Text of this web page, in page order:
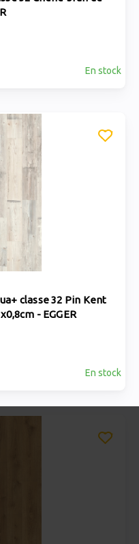
En stock
classe 32 Pin Kent
- EGGER
En stock